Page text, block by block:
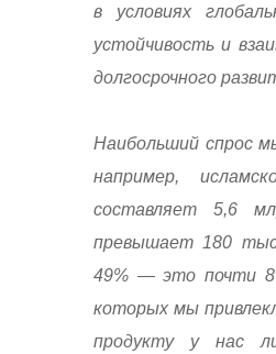
в условиях
устойчивость и
долгосрочного
Наибольший спрос
например,
составляет 5,6
превышает 180
49% — это почти
которых мы
продукту у нас